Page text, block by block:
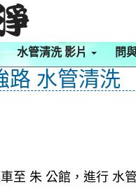
水管清洗 影片 問
路 水管清洗
至 朱 公館，進行 水